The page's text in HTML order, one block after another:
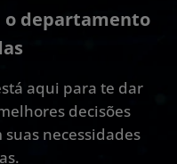
o departamento
aqui para te dar
decisões
necessidades